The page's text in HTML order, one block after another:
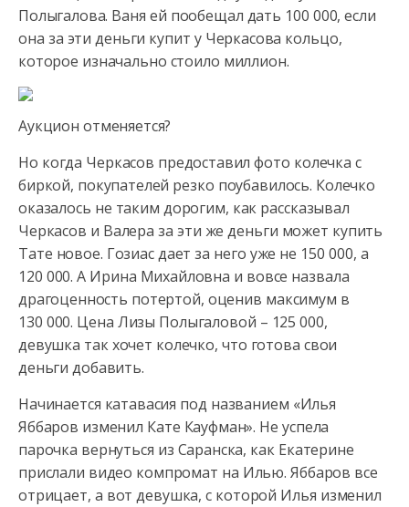
Полыгалова. Ваня ей пообещал дать 100 000, если
она за эти деньги купит у Черкасова кольцо,
которое изначально стоило миллион.
Аукцион отменяется?
Но когда Черкасов предоставил фото колечка с
биркой, покупателей резко поубавилось. Колечко
оказалось не таким дорогим, как рассказывал
Черкасов и Валера за эти же деньги может купить
Тате новое. Гозиас дает за него уже не 150 000, а
120 000. А Ирина Михайловна и вовсе назвала
драгоценность потертой, оценив максимум в
130 000. Цена Лизы Полыгаловой – 125 000,
девушка так хочет колечко, что готова свои
деньги добавить.
Начинается катавасия под названием «Илья
Яббаров изменил Кате Кауфман». Не успела
парочка вернуться из Саранска, как Екатерине
прислали видео компромат на Илью. Яббаров все
отрицает, а вот девушка, с которой Илья изменил